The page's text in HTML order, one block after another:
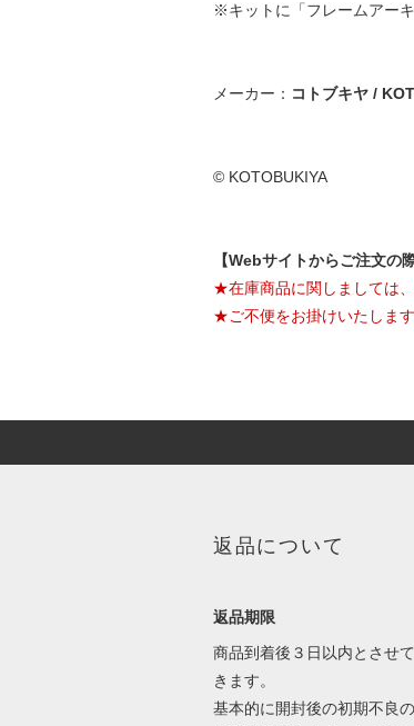
※キットに「フレームアー
メーカー： コトブキヤ /
© KOTOBUKIYA
【Webサイトからご注文の
★在庫商品に関しましては
★ご不便をお掛けいたしま
返品について
返品期限
商品到着後３日以内とさせ
きます。
基本的に開封後の初期不良